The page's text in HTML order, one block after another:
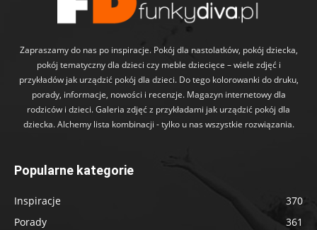
Zapraszamy do nas po inspiracje. Pokój dla nastolatków, pokój dziecka,
pokój tematyczny dla dzieci czy meble dziecięce – wiele zdjęć i
przykładów jak urządzić pokój dla dzieci. Do tego kolorowanki do druku,
porady, informacje, nowości i recenzje. Magazyn internetowy dla
rodziców i dzieci. Galeria zdjęć z przykładami jak urządzić pokój dla
dziecka. Alchemy lista kombinacji - tylko u nas wszystkie rozwiązania.
Popularne kategorie
Inspiracje
370
Porady
361